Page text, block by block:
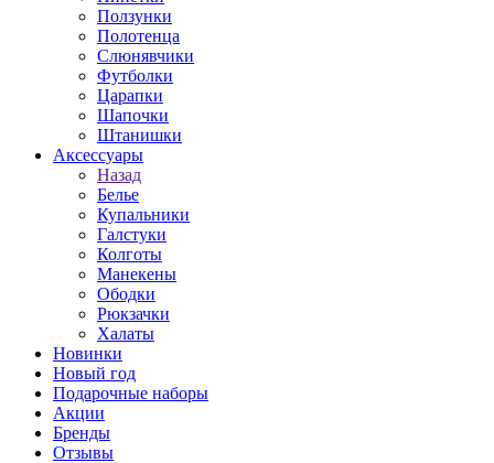
Ползунки
Полотенца
Слюнявчики
Футболки
Царапки
Шапочки
Штанишки
Аксессуары
Назад
Белье
Купальники
Галстуки
Колготы
Манекены
Ободки
Рюкзачки
Халаты
Новинки
Новый год
Подарочные наборы
Акции
Бренды
Отзывы